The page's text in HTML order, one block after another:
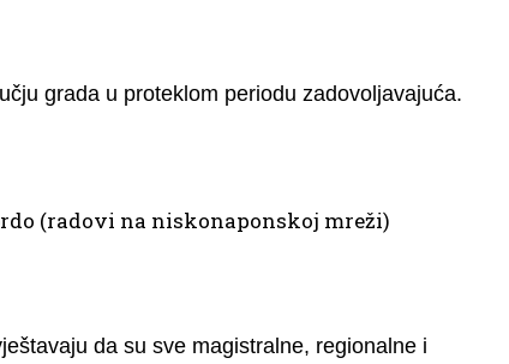
grada u proteklom periodu zadovoljavajuća.
(radovi na niskonaponskoj mreži)
da su sve magistralne, regionalne i